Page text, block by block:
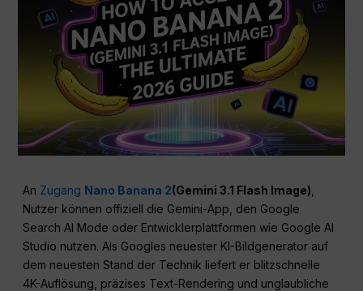
An Zugang Nano Banana 2(Gemini 3.1 Flash Image)
Nutzer können offiziell die Gemini-App, den Google
Search AI Mode oder Entwicklerplattformen wie Google AI
Studio nutzen. Als Googles neuester KI-Bildgenerator auf
dem neuesten Stand der Technik liefert er blitzschnelle
4K-Auflösung, präzises Text-Rendering und unglaubliche